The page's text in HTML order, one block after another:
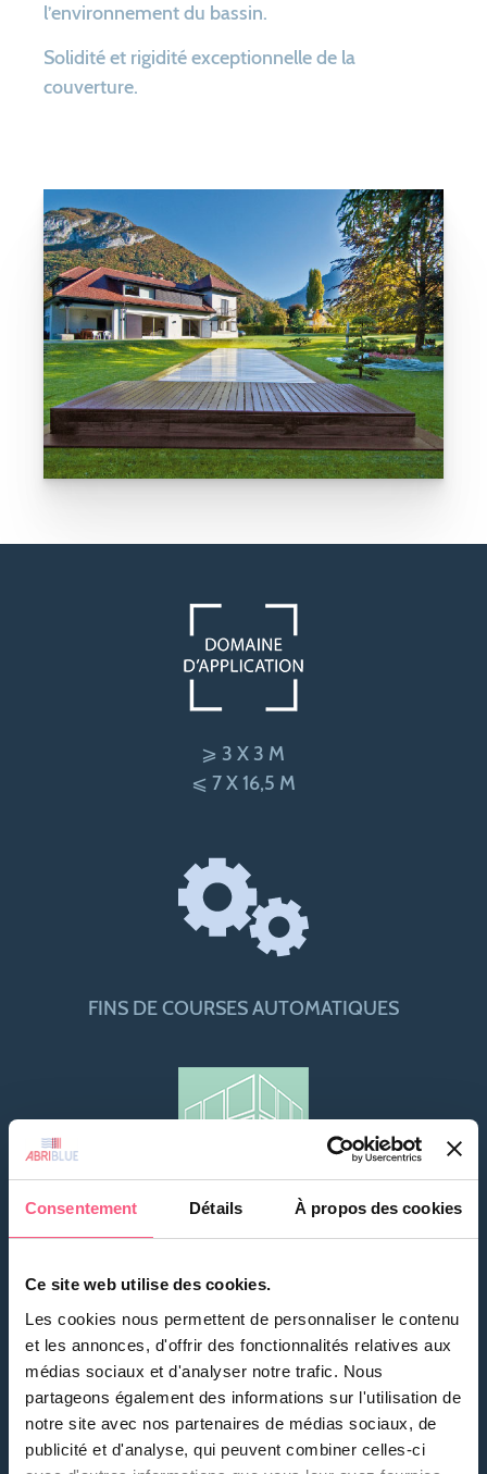
Consentement Détails À propos des cookies
Ce site web utilise des cookies.
Les cookies nous permettent de personnaliser le contenu
et les annonces, d'offrir des fonctionnalités relatives aux
médias sociaux et d'analyser notre trafic. Nous
partageons également des informations sur l'utilisation de
notre site avec nos partenaires de médias sociaux, de
publicité et d'analyse, qui peuvent combiner celles-ci
l’environnement du bassin.
Solidité et rigidité exceptionnelle de la
couverture.
⩾ 3 X 3 M
⩽ 7 X 16,5 M
FINS DE COURSES AUTOMATIQUES
NEUF
RÉNOVATION